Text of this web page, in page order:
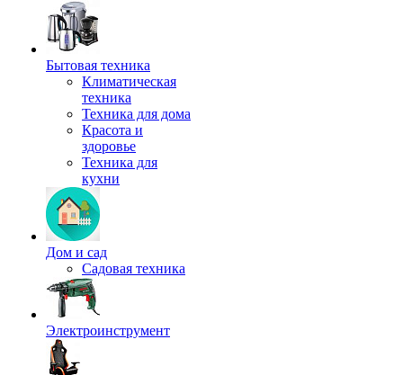
Бытовая техника
Климатическая
техника
Техника для дома
Красота и
здоровье
Техника для
кухни
Дом и сад
Садовая техника
Электроинструмент